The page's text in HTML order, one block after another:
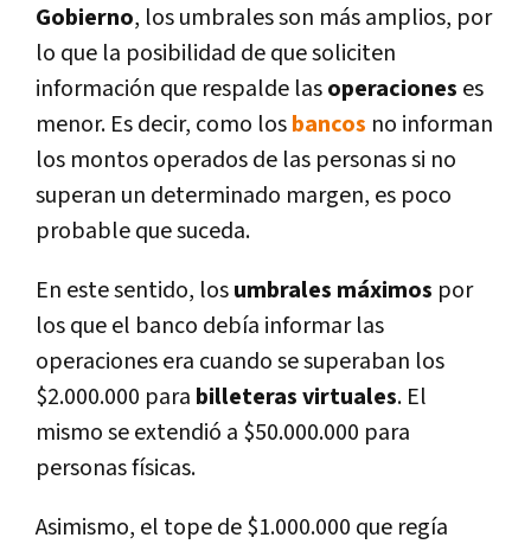
Gobierno, los umbrales son más amplios, por
lo que la posibilidad de que soliciten
información que respalde lasoperaciones es
menor. Es decir, como losbancos no informan
los montos operados de las personas si no
superan un determinado margen, es poco
probable que suceda.
En este sentido, losumbrales máximos por
los que el banco debía informar las
operaciones era cuando se superaban los
$2.000.000 para billeteras virtuales. El
mismo se extendió a $50.000.000 para
personas físicas.
Asimismo, el tope de $1.000.000 que regía